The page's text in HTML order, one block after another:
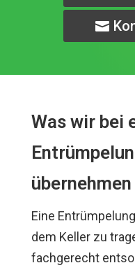
Was wir bei
übernehmen
Eine
dem Keller zu
fachgerecht